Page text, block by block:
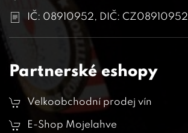
IČ: 08910952, DIČ: CZ08910952
Partnerské eshopy
Velkoobchodní prodej vín
E-Shop Mojelahve